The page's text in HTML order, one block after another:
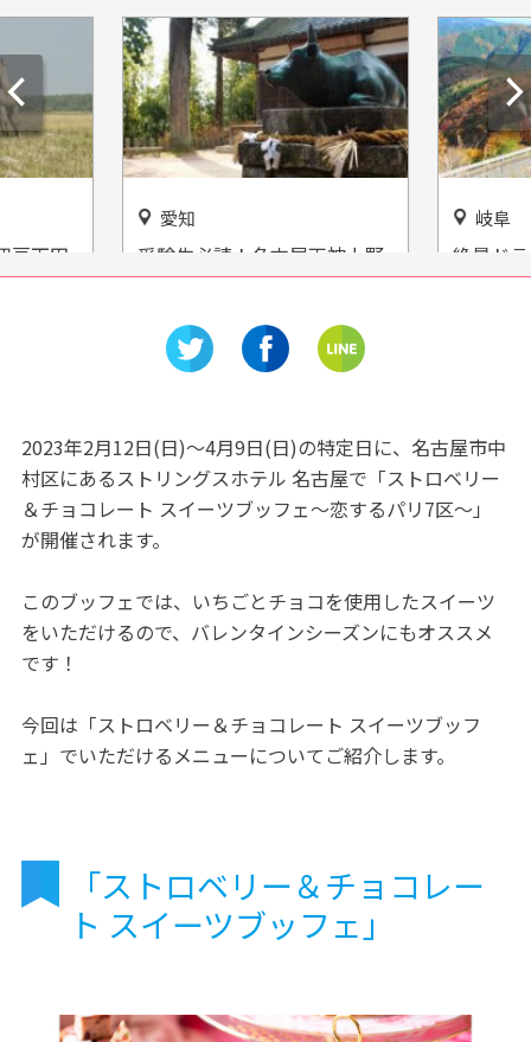
必読！名古屋天神上野
なら合格率○％！
絶景ドライブとグルメを楽し
む★「伊吹山ドライブウェ
2023年2月12日(日)～4月9日(日)の特定日に、名古屋市中
村区にあるストリングスホテル 名古屋で「ストロベリー
＆チョコレート スイーツブッフェ～恋するパリ7区～」
が開催されます。
このブッフェでは、いちごとチョコを使用したスイーツ
をいただけるので、バレンタインシーズンにもオススメ
です！
今回は「ストロベリー＆チョコレート スイーツブッフ
ェ」でいただけるメニューについてご紹介します。
「ストロベリー＆チョコレー
ト スイーツブッフェ」